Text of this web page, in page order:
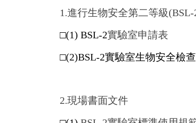
1.進行生物安全第二等級
□(1) BSL-2實驗室申請表
□(2)BSL-2實驗室生物安全檢
2.現場書面文件